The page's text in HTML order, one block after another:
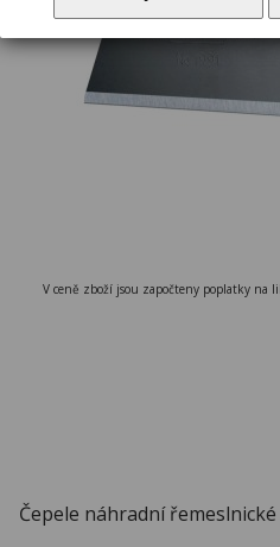
V ceně zboží jsou započteny poplatky na
Čepele náhradní řemeslnické